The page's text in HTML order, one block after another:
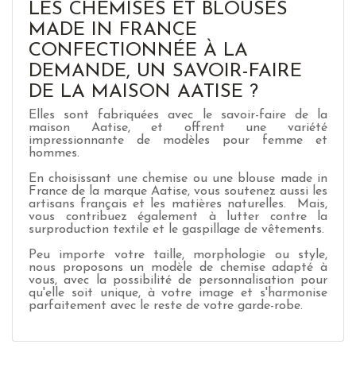
LES CHEMISES ET BLOUSES
MADE IN FRANCE
CONFECTIONNÉE À LA
DEMANDE, UN SAVOIR-FAIRE
DE LA MAISON AATISE ?
Elles sont fabriquées avec le savoir-faire de la
maison Aatise, et offrent une variété
impressionnante de modèles pour femme et
hommes.
En choisissant une chemise ou une blouse made in
France de la marque Aatise, vous soutenez aussi les
artisans français et les matières naturelles. Mais,
vous contribuez également à lutter contre la
surproduction textile et le gaspillage de vêtements.
Peu importe votre taille, morphologie ou style,
nous proposons un modèle de chemise adapté à
vous, avec la possibilité de personnalisation pour
qu'elle soit unique, à votre image et s'harmonise
parfaitement avec le reste de votre garde-robe.